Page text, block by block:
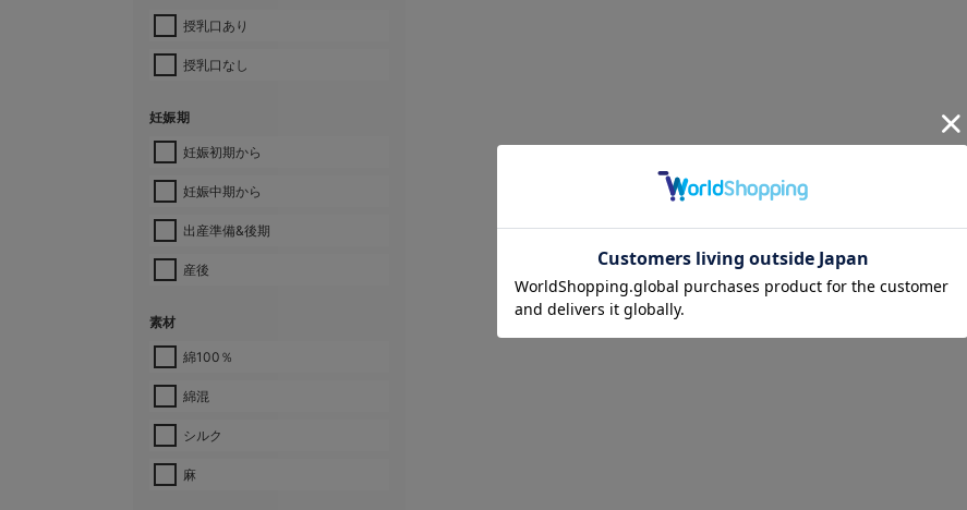
授乳口あり
授乳口なし
妊娠期
妊娠初期から
妊娠中期から
出産準備&後期
産後
素材
綿100％
綿混
シルク
麻
お気に入り商品を確認する